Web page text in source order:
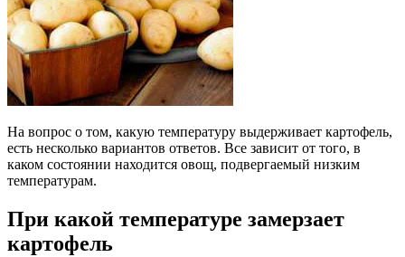
На вопрос о том, какую температуру выдерживает картофель,
есть несколько вариантов ответов. Все зависит от того, в
каком состоянии находится овощ, подвергаемый низким
температурам.
При какой температуре замерзает
картофель